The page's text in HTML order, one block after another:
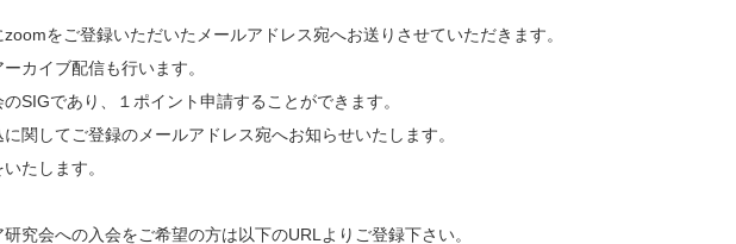
をご登録いただいたメールアドレス宛へお送りさせていただきます。
カイブ配信も行います。
SIGであり、１ポイント申請することができます。
関してご登録のメールアドレス宛へお知らせいたします。
たします。
究会への入会をご希望の方は以下のURLよりご登録下さい。